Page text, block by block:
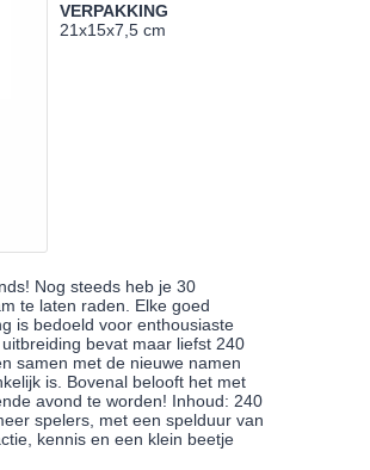
VERPAKKING
21x15x7,5 cm
Nog steeds heb je 30
te laten raden. Elke goed
is bedoeld voor enthousiaste
bevat maar liefst 240
samen met de nieuwe namen
is. Bovenal belooft het met
avond te worden! Inhoud: 240
spelers, met een spelduur van
kennis en een klein beetje